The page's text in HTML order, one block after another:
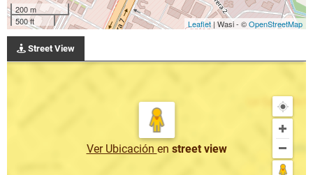
200 m
500 ft
Leaflet | Wasi - ©OpenStreetMap
Street View
Ver Ubicación en street view